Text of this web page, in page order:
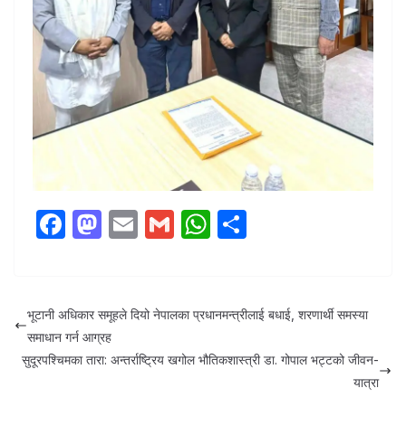
F
e
b
o
M
o
d
o
E
G
W
s
p
e
भूटानी अधिकार समूहले दियो नेपालका प्रधानमन्त्रीलाई बधाई, शरणार्थी समस्या
समाधान गर्न आग्रह
सुदूरपश्चिमका तारा: अन्तर्राष्ट्रिय खगोल भौतिकशास्त्री डा. गोपाल भट्टको जीवन-
यात्रा